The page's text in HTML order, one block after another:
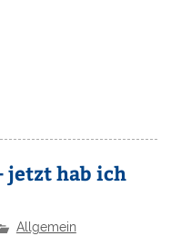
jetzt hab ich
Allgemein